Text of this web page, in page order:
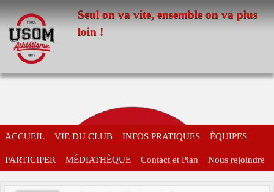
Seul on va vite, ensemble on va plus
loin !
ACCUEIL VIE DU CLUB INFOS PRATIQUES ÉQUIPES
PARTICIPER MÉDIATHÈQUE Contact et Plan Nous rejoindre